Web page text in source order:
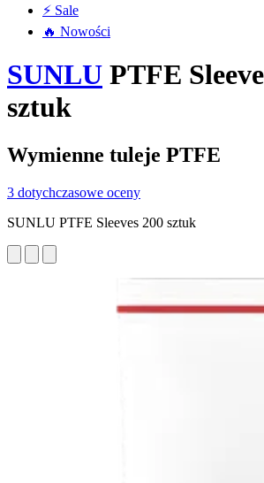
⚡ Sale
🔥 Nowości
SUNLU PTFE
sztuk
Wymienne tuleje PTFE
3 dotychczasowe oceny
SUNLU PTFE Sleeves 200 sztuk